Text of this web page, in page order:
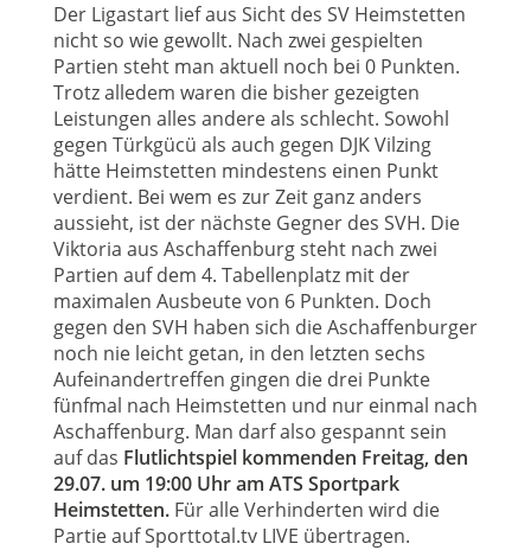
Der Ligastart lief aus Sicht des SV Heimstetten
nicht so wie gewollt. Nach zwei gespielten
Partien steht man aktuell noch bei 0 Punkten.
Trotz alledem waren die bisher gezeigten
Leistungen alles andere als schlecht. Sowohl
gegen Türkgücü als auch gegen DJK Vilzing
hätte Heimstetten mindestens einen Punkt
verdient. Bei wem es zur Zeit ganz anders
aussieht, ist der nächste Gegner des SVH. Die
Viktoria aus Aschaffenburg steht nach zwei
Partien auf dem 4. Tabellenplatz mit der
maximalen Ausbeute von 6 Punkten. Doch
gegen den SVH haben sich die Aschaffenburger
noch nie leicht getan, in den letzten sechs
Aufeinandertreffen gingen die drei Punkte
fünfmal nach Heimstetten und nur einmal nach
Aschaffenburg. Man darf also gespannt sein
auf das Flutlichtspiel kommenden Freitag, den
29.07. um 19:00 Uhr am ATS Sportpark
Heimstetten. Für alle Verhinderten wird die
Partie auf Sporttotal.tv LIVE übertragen.